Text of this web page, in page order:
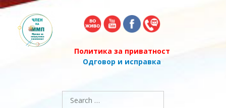
Политика за приватност
Одговор и исправка
Search
for: